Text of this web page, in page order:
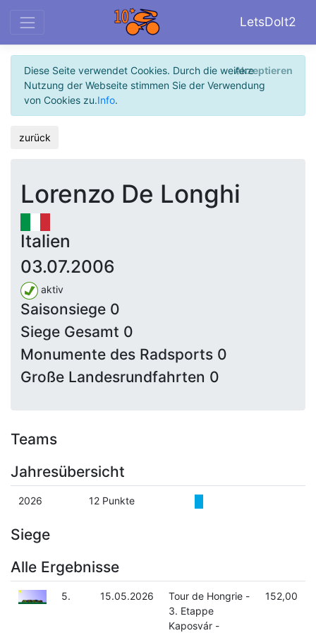
LetsDoIt2
Diese Seite verwendet Cookies. Durch die weitere
Nutzung der Webseite stimmen Sie der Verwendung
von Cookies zu.Info.
Akzeptieren
zurück
Lorenzo De Longhi
Italien
03.07.2006
aktiv
Saisonsiege 0
Siege Gesamt 0
Monumente des Radsports 0
Große Landesrundfahrten 0
Teams
Jahresübersicht
2026 12 Punkte
Siege
Alle Ergebnisse
5. 15.05.2026
Tour de Hongrie -
3. Etappe
Kaposvár -
152,00